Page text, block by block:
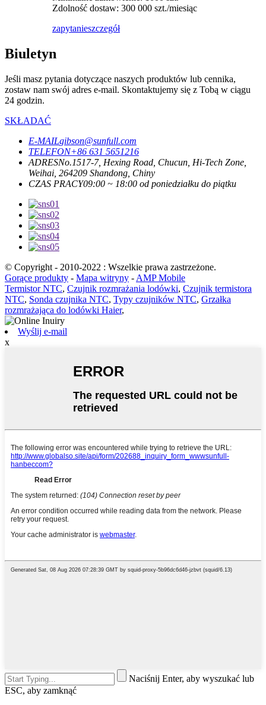
Zdolność dostaw: 300 000 szt./miesiąc
zapytanieszczegół
Biuletyn
Jeśli masz pytania dotyczące naszych produktów lub cennika,
zostaw nam swój adres e-mail. Skontaktujemy się z Tobą w ciągu
24 godzin.
SKŁADAĆ
E-MAILgibson@sunfull.com
TELEFON+86 631 5651216
ADRESNo.1517-7, Hexing Road, Chucun, Hi-Tech Zone,
Weihai, 264209 Shandong, Chiny
CZAS PRACY09:00 ~ 18:00 od poniedziałku do piątku
© Copyright - 2010-2022 : Wszelkie prawa zastrzeżone.
Gorące produkty - Mapa witryny - AMP Mobile
Termistor NTC, Czujnik rozmrażania lodówki, Czujnik termistora
NTC, Sonda czujnika NTC, Typy czujników NTC, Grzałka
rozmrażająca do lodówki Haier,
Wyślij e-mail
x
Naciśnij Enter, aby wyszukać lub
ESC, aby zamknąć